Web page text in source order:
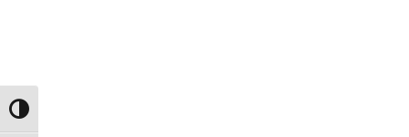
Toggle High Contrast